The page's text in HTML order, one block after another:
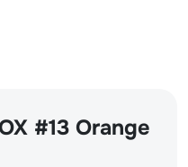
#13 Orange